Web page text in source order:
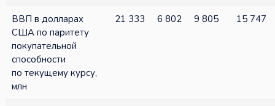
ВВП в долларах
США по паритету
покупательной
способности
по текущему курсу,
млн
21 333 6 802 9 805 15 747